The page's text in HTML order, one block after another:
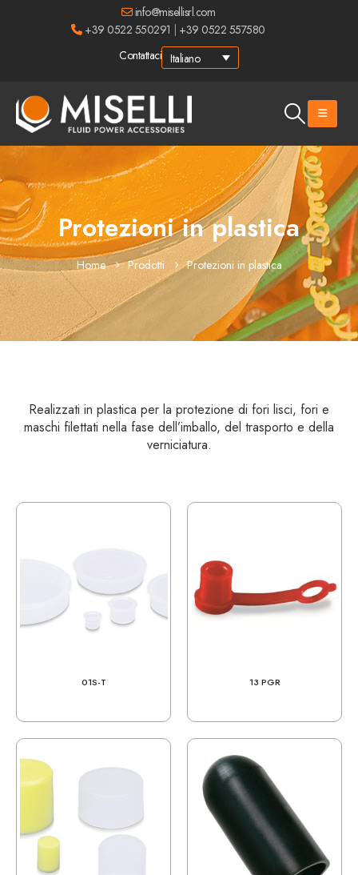
info@misellisrl.com
+39 0522 550291
+39 0522 557580
Contattaci Italiano
Protezioni in plastica
Home Prodotti Protezioni in plastica
Realizzati in plastica per la protezione di fori lisci, fori e
maschi filettati nella fase dell’imballo, del trasporto e della
verniciatura.
01S-T 13 PGR